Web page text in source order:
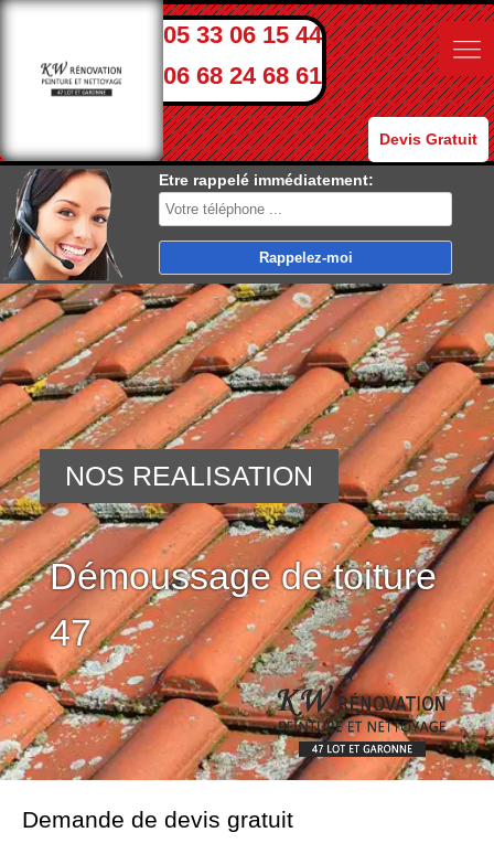
05 33 06 15 44
06 68 24 68 61
Devis Gratuit
Etre rappelé immédiatement:
Démoussage de toiture
47
NOS REALISATION
Demande de devis gratuit